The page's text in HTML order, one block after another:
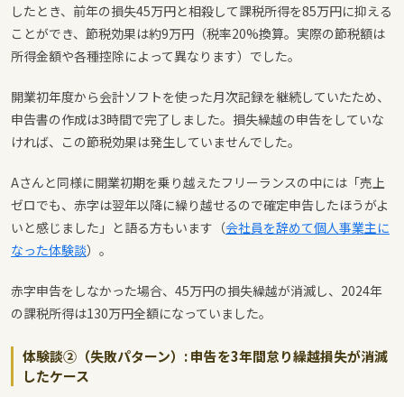
したとき、前年の損失45万円と相殺して課税所得を85万円に抑える
ことができ、節税効果は約9万円（税率20%換算。実際の節税額は
所得金額や各種控除によって異なります）でした。
開業初年度から会計ソフトを使った月次記録を継続していたため、
申告書の作成は3時間で完了しました。損失繰越の申告をしていな
ければ、この節税効果は発生していませんでした。
Aさんと同様に開業初期を乗り越えたフリーランスの中には「売上
ゼロでも、赤字は翌年以降に繰り越せるので確定申告したほうがよ
いと感じました」と語る方もいます（会社員を辞めて個人事業主に
なった体験談）。
赤字申告をしなかった場合、45万円の損失繰越が消滅し、2024年
の課税所得は130万円全額になっていました。
体験談②（失敗パターン）: 申告を3年間怠り繰越損失が消滅
したケース